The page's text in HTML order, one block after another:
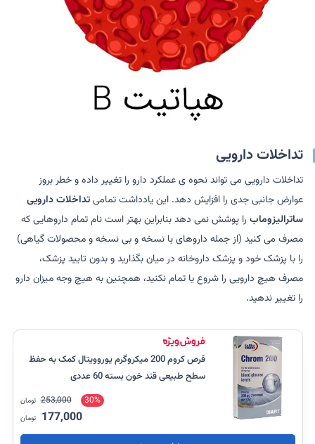
تداخلات دارویی
تداخلات دارویی می تواند نحوه ی عملکرد دارو را تغییر داده و خطر بروز
عوارض جانبی جدی را افزایش دهد. این یادداشت تمامیتداخلات دارویی
ساترالیزوماب را پوشش نمی دهد بنابراین بهتر است نام تمام داروهایی که
مصرف می کنید (از جمله داروهای با نسخه و بی نسخه و محصولات گیاهی)
را با پزشک خود و پزشک داروخانه در میان بگذارید و بدون تایید پزشک،
مصرف هیچ دارویی را شروع یا تمام نکنید، همچنین به هیچ وجه میزان دارو
را تغییر ندهید.
قرص کروم 200 میکروگرم یوروویتال کمک به حفظ
سطح طبیعی قند خون بسته 60 عددی
30%
253,000 تومان
177,000 تومان